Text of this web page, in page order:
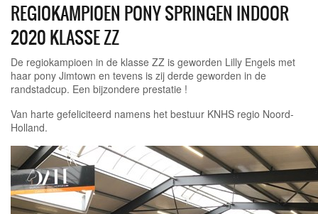
REGIOKAMPIOEN PONY SPRINGEN INDOOR
2020 KLASSE ZZ
De regiokampioen in de klasse ZZ is geworden Lilly Engels met
haar pony Jimtown en tevens is zij derde geworden in de
randstadcup. Een bijzondere prestatie !
Van harte gefeliciteerd namens het bestuur KNHS regio Noord-
Holland.